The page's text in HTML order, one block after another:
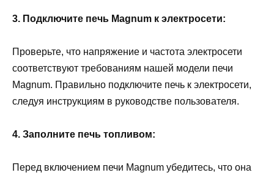
3. Подключите печь Magnum к электросети:
Проверьте, что напряжение и частота электросети
соответствуют требованиям нашей модели печи
Magnum. Правильно подключите печь к электросети,
следуя инструкциям в руководстве пользователя.
4. Заполните печь топливом:
Перед включением печи Magnum убедитесь, что она